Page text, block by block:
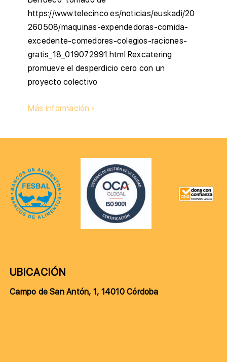
https://www.telecinco.es/noticias/euskadi/20
260508/maquinas-expendedoras-comida-
excedente-comedores-colegios-raciones-
gratis_18_019072991.html Rexcatering
promueve el desperdicio cero con un
proyecto colectivo
Más información
UBICACIÓN
Campo de San Antón, 1, 14010 Córdoba